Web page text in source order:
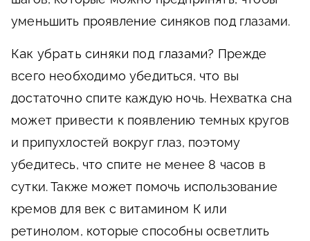
уменьшить проявление синяков под глазами.
Как убрать синяки под глазами? Прежде
всего необходимо убедиться, что вы
достаточно спите каждую ночь. Нехватка сна
может привести к появлению темных кругов
и припухлостей вокруг глаз, поэтому
убедитесь, что спите не менее 8 часов в
сутки. Также может помочь использование
кремов для век с витамином К или
ретинолом, которые способны осветлить